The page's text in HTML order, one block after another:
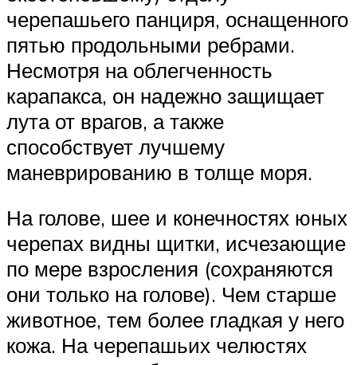
черепашьего панциря, оснащенного
пятью продольными ребрами.
Несмотря на облегченность
карапакса, он надежно защищает
лута от врагов, а также
способствует лучшему
маневрированию в толще моря.
На голове, шее и конечностях юных
черепах видны щитки, исчезающие
по мере взросления (сохраняются
они только на голове). Чем старше
животное, тем более гладкая у него
кожа. На черепашьих челюстях